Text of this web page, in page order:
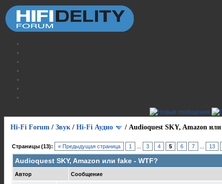
Hi-Fi Forum / Звук / Hi-Fi Аудио / Audioquest SKY, Amazon
Страницы (13): « Предыдущая страница 1 3 4 5 6 7 13
Audioquest SKY, Amazon или fake - WTF?
Автор Сообщение